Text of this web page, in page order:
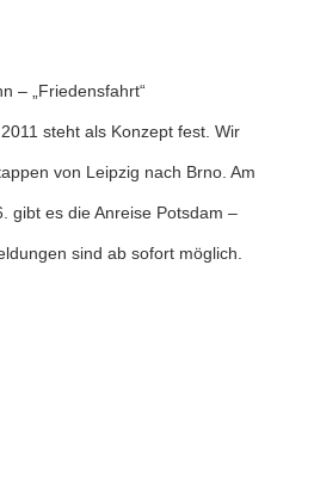
– „Friedensfahrt“
steht als Konzept fest. Wir
von Leipzig nach Brno. Am
gibt es die Anreise Potsdam –
sind ab sofort möglich.